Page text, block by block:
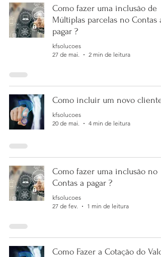
Como fazer uma inclusão de
Múltiplas parcelas no Contas a
pagar ?
kfsolucoes
27 de mai.
2 min de leitura
Como incluir um novo cliente?
kfsolucoes
20 de mai.
4 min de leitura
Como fazer uma inclusão no
Contas a pagar ?
kfsolucoes
27 de fev.
1 min de leitura
Como Fazer a Cotação do Valor